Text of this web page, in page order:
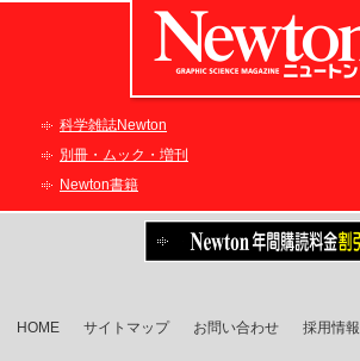
科学雑誌Newton
別冊・ムック・増刊
Newton書籍
HOME サイトマップ お問い合わせ 採用情報